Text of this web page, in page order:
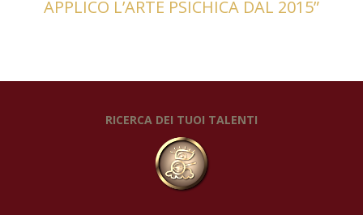
APPLICO L’ARTE PSICHICA DAL 2015”
RICERCA DEI TUOI TALENTI